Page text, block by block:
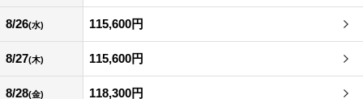
8/26(水) 115,600円
8/27(木) 115,600円
8/28(金) 118,300円